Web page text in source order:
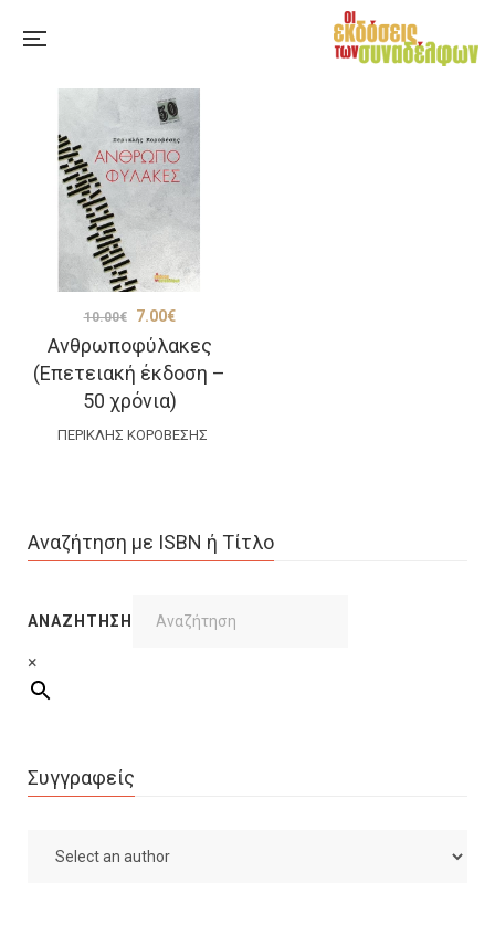
Ανθρωποφύλακες
(Επετειακή έκδοση –
50 χρόνια)
10.00€
Original
price
was:
10.00€.
7.00€Η
τρέχουσα
τιμή
είναι:
7.00€.
ΠΕΡΙΚΛΉΣ ΚΟΡΟΒΈΣΗΣ
Αναζήτηση με ISBN ή Τίτλο
ΑΝΑΖΉΤΗΣΗ
×
Συγγραφείς